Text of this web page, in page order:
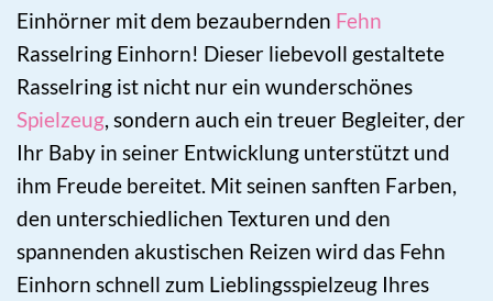
Einhörner mit dem bezaubernden Fehn
Rasselring Einhorn! Dieser liebevoll gestaltete
Rasselring ist nicht nur ein wunderschönes
Spielzeug, sondern auch ein treuer Begleiter, der
Ihr Baby in seiner Entwicklung unterstützt und
ihm Freude bereitet. Mit seinen sanften Farben,
den unterschiedlichen Texturen und den
spannenden akustischen Reizen wird das Fehn
Einhorn schnell zum Lieblingsspielzeug Ihres